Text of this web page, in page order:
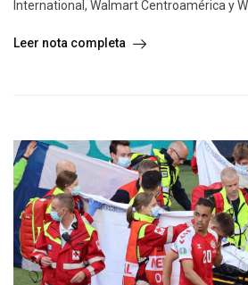
International, Walmart Centroamérica y
Leer nota completa